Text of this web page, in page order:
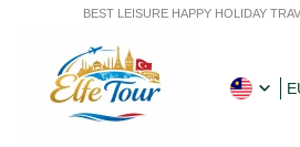
BEST LEISURE HAPPY HOLIDAY